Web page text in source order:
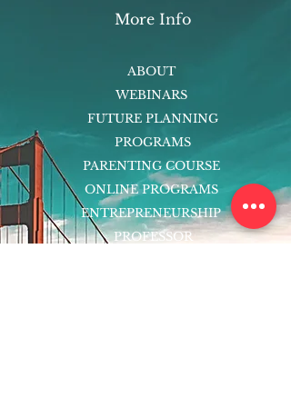
More Info
ABOUT
WEBINARS
FUTURE PLANNING
PROGRAMS
PARENTING COURSE
ONLINE PROGRAMS
ENTREPRENEURSHIP
PROFESSOR